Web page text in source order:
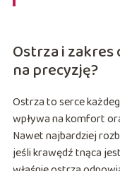
Ostrza i zakres
na precyzję?
Ostrza to serce
wpływa na komfort
Nawet najbardziej
jeśli krawędź tnąca